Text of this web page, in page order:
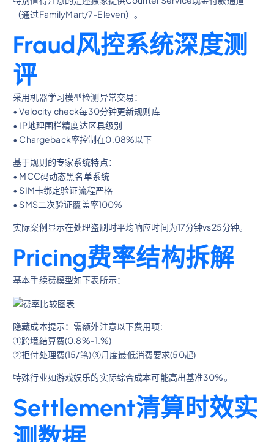
（通过FamilyMart/7-Eleven）。
Fraud风控系统深度测
评
采用机器学习模型检测异常交易：
• Velocity check每30分钟更新规则库
• IP地理围栏精度达区县级别
• Chargeback率控制在0.08%以下
基于规则的专家系统特点：
• MCC码动态黑名单系统
• SIM卡绑定验证流程严格
• SMS二次验证覆盖率100%
实际案例显示在处理盗刷时平均响应时间为17分钟vs25分钟。
Pricing费率结构拆解
基本手续费模型如下表所示：
隐藏成本提示：需额外注意以下费用项:
①跨境结算费(0.8%-1.%)
②拒付处理费(15/笔) ③月度最低消费要求(50起)
特殊行业如游戏娱乐的实际综合成本可能高出基准30%。
Settlement清算时效实